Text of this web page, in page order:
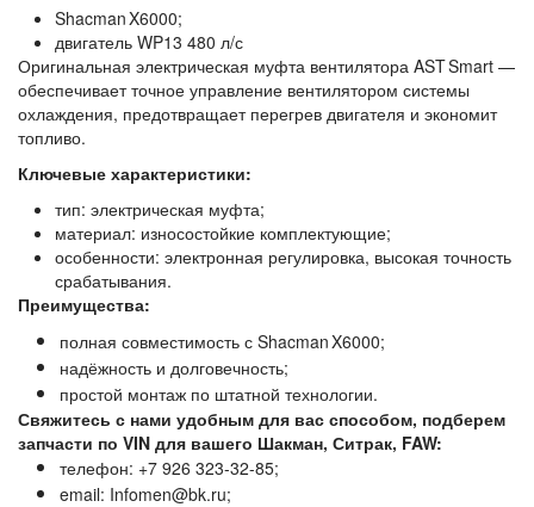
Shacman X6000;
двигатель WP13 480 л/с
Оригинальная электрическая муфта вентилятора AST Smart —
обеспечивает точное управление вентилятором системы
охлаждения, предотвращает перегрев двигателя и экономит
топливо.
Ключевые характеристики:
тип: электрическая муфта;
материал: износостойкие комплектующие;
особенности: электронная регулировка, высокая точность
срабатывания.
Преимущества:
полная совместимость с Shacman X6000;
надёжность и долговечность;
простой монтаж по штатной технологии.
с нами удобным для вас способом, подберем
запчасти по VIN для вашего Шакман, Ситрак, FAW:
телефон: +7 926 323-32-85;
email: Infomen@bk.ru;